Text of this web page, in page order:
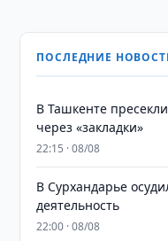
ПОСЛЕДНИЕ
В Ташкенте
через «закладки»
22:15 · 08/08
В Сурхандарье
деятельность
22:00 · 08/08